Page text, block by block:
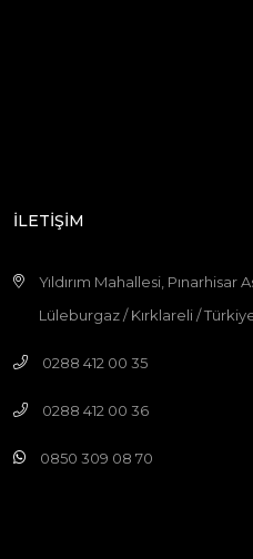
İLETİŞİM
Yıldırım Mahallesi, Pınarhisar
Lüleburgaz / Kırklareli /
0288 412 00 35
0288 412 00 36
0850 309 08 70